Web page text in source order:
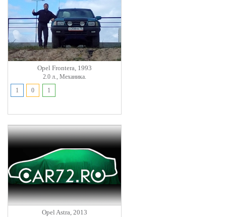
Opel Frontera, 1993
2.0 л., Механика.
1
0 1
Opel Astra, 2013